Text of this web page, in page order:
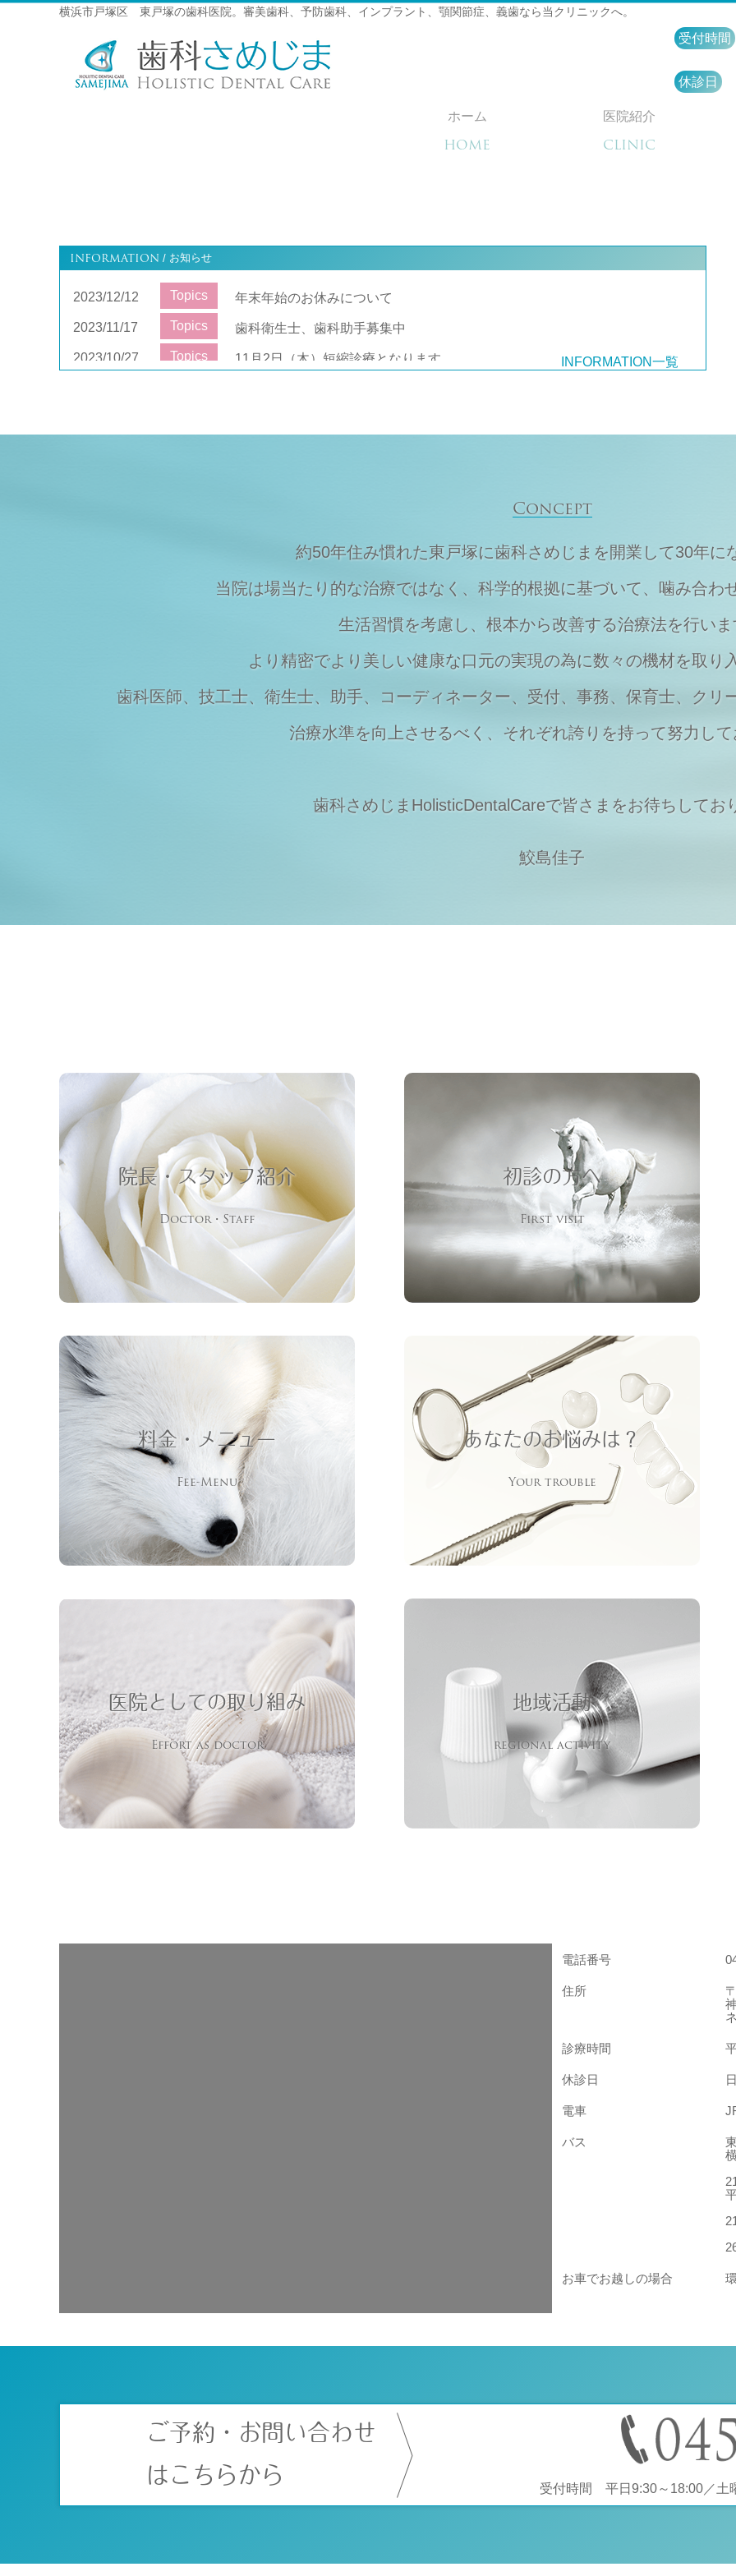
横浜市戸塚区 東戸塚の歯科医院。審美歯科、予防歯科、インプラント、顎関節症、義歯なら当クリニックへ。
受付時間
休診日
ホーム
HOME
医院紹介
CLINIC
INFORMATION / お知らせ
2023/12/12 Topics 年末年始のお休みについて
2023/11/17 Topics 歯科衛生士、歯科助手募集中
2023/10/27 Topics 11月2日（木）短縮診療となります。 INFORMATION一覧
Concept
約50年住み慣れた東戸塚に歯科さめじまを開業して30年に
当院は場当たり的な治療ではなく、 科学的根拠に基づいて、 噛み合わ
生活習慣を考慮し、 根本から改善する治療法を行い
より精密でより美しい健康な口元の実現の為に数々の機材を取り
歯科医師、技工士、衛生士、助手、
コーディネーター、受付、事務、保育士、 クリ
治療水準を向上させるべく、それぞれ誇りを持って努力し
歯科さめじまHolisticDentalCareで皆さまをお待ちしてお
鮫島佳子
院長・スタッフ紹介
Doctor・Staff
初診の方へ
First visit
料金・メニュー
Fee-Menu
あなたのお悩みは？
Your trouble
医院としての取り組み
Effort as doctor
地域活動
regional activity
電話番号
住所
診療時間
休診日
電車
バス
お車でお越しの場合
ご予約・お問い合わせ
はこちらから
受付時間 平日9:30～18:00／土